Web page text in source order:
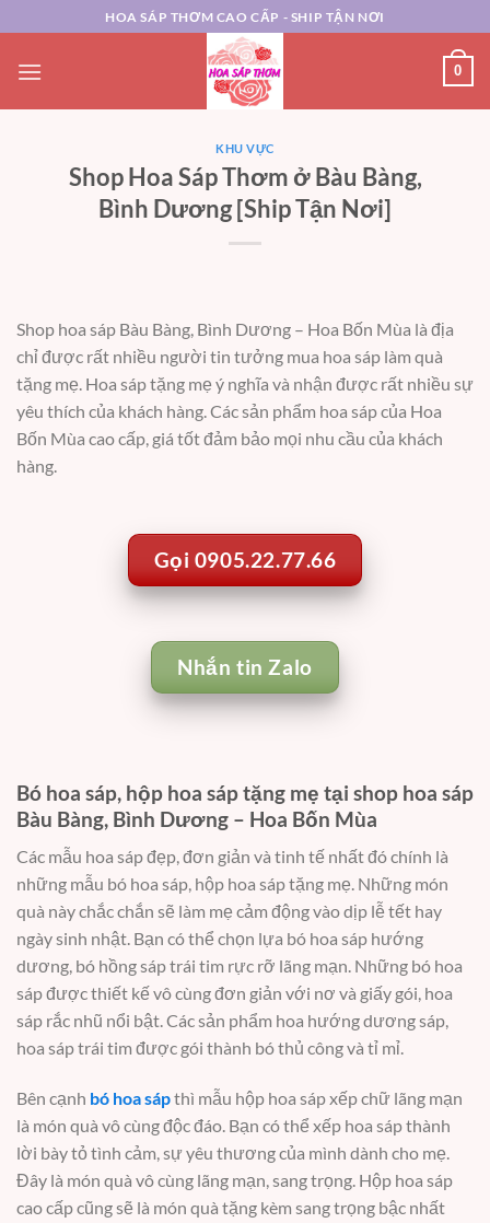
đến
nội
HOA SÁP THƠM CAO CẤP - SHIP TẬN NƠI
0
KHU VỰC
Shop Hoa Sáp Thơm ở Bàu Bàng,
Bình Dương [Ship Tận Nơi]
Shop hoa sáp Bàu Bàng, Bình Dương – Hoa Bốn Mùa là địa
chỉ được rất nhiều người tin tưởng mua hoa sáp làm quà
tặng mẹ. Hoa sáp tặng mẹ ý nghĩa và nhận được rất nhiều sự
yêu thích của khách hàng. Các sản phẩm hoa sáp của Hoa
Bốn Mùa cao cấp, giá tốt đảm bảo mọi nhu cầu của khách
hàng.
Gọi 0905.22.77.66
Nhắn tin Zalo
Bó hoa sáp, hộp hoa sáp tặng mẹ tại shop hoa sáp
Bàu Bàng, Bình Dương – Hoa Bốn Mùa
Các mẫu hoa sáp đẹp, đơn giản và tinh tế nhất đó chính là
những mẫu bó hoa sáp, hộp hoa sáp tặng mẹ. Những món
quà này chắc chắn sẽ làm mẹ cảm động vào dịp lễ tết hay
ngày sinh nhật. Bạn có thể chọn lựa bó hoa sáp hướng
dương, bó hồng sáp trái tim rực rỡ lãng mạn. Những bó hoa
sáp được thiết kế vô cùng đơn giản với nơ và giấy gói, hoa
sáp rắc nhũ nổi bật. Các sản phẩm hoa hướng dương sáp,
hoa sáp trái tim được gói thành bó thủ công và tỉ mỉ.
Bên cạnh bó hoa sápthì mẫu hộp hoa sáp xếp chữ lãng mạn
là món quà vô cùng độc đáo. Bạn có thể xếp hoa sáp thành
lời bày tỏ tình cảm, sự yêu thương của mình dành cho mẹ.
Đây là món quà vô cùng lãng mạn, sang trọng. Hộp hoa sáp
cao cấp cũng sẽ là món quà tặng kèm sang trọng bậc nhất